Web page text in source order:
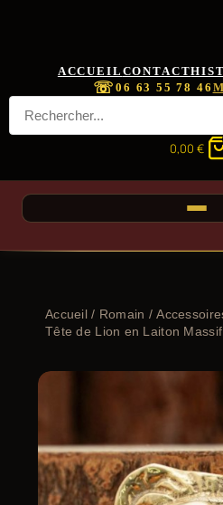
ACCUEIL CONTACT
☏06 63 55 78 46
0,00 €
Accueil/ Romain /
Tête de Lion en Laiton